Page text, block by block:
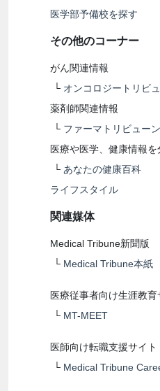
医学部予備校を探す
その他のコーナー
がん関連情報
└ オンコロジートリビ
薬剤師関連情報
└ ファーマトリビューン
医療や医学、健康情報
└ あなたの健康百科
ライフスタイル
関連媒体
Medical Tribune新聞版
└ Medical Tribune本紙
医療従事者向け生涯教育
└ MT-MEET
医師向け転職支援サイト
└ Medical Tribune